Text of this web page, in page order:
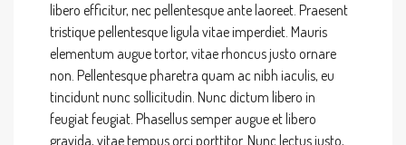
libero efficitur, nec pellentesque ante laoreet. Praesent
tristique pellentesque ligula vitae imperdiet. Mauris
elementum augue tortor, vitae rhoncus justo ornare
non. Pellentesque pharetra quam ac nibh iaculis, eu
tincidunt nunc sollicitudin. Nunc dictum libero in
feugiat feugiat. Phasellus semper augue et libero
gravida, vitae tempus orci porttitor. Nunc lectus justo,